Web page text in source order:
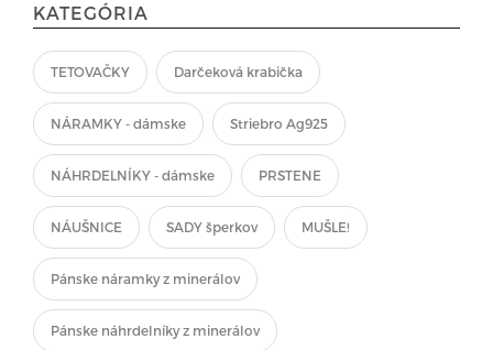
KATEGÓRIA
TETOVAČKY Darčeková krabička
NÁRAMKY - dámske Striebro Ag925
NÁHRDELNÍKY - dámske PRSTENE
NÁUŠNICE SADY šperkov MUŠLE!
Pánske náramky z minerálov
Pánske náhrdelníky z minerálov